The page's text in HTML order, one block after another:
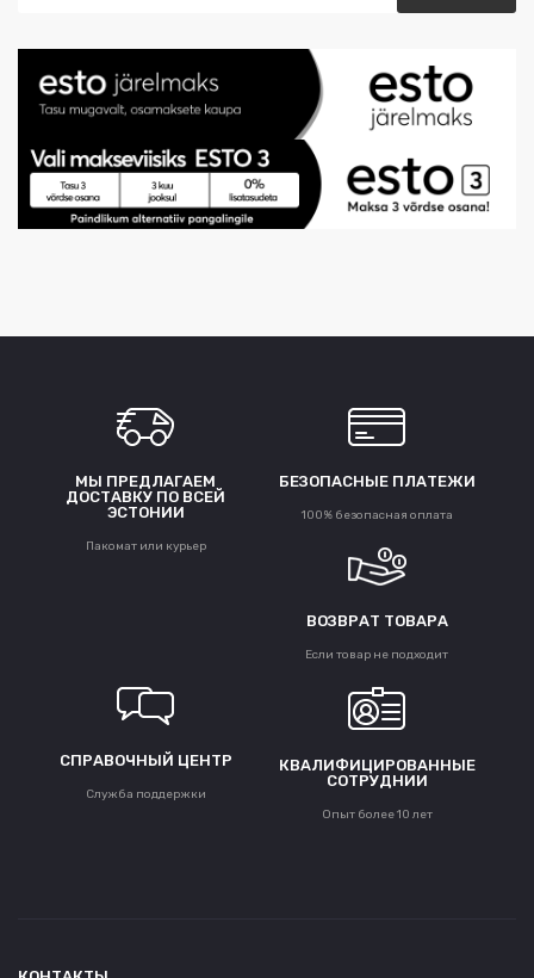
МЫ ПРЕДЛАГАЕМ
ДОСТАВКУ ПО ВСЕЙ
ЭСТОНИИ
Пакомат или курьер
БЕЗОПАСНЫЕ ПЛАТЕЖИ
100% безопасная оплата
ВОЗВРАТ ТОВАРА
Если товар не подходит
СПРАВОЧНЫЙ ЦЕНТР
Служба поддержки
КВАЛИФИЦИРОВАННЫЕ
СОТРУДНИИ
Опыт более 10 лет